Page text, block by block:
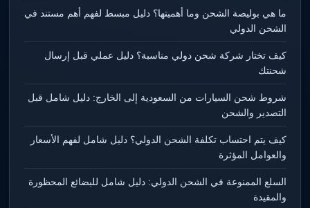
ما هي بوليصة الشحن وما أهميتها؟ دليل مبسط لفهم أهم مستند في
الشحن الدولي
كيف تختار شركة شحن دولي مناسبة؟ دليل عملي قبل إرسال
شحنتك
شروط شحن السيارات من السعودية إلى الخارج: دليل شامل قبل
التصدير والشحن
كيف يتم احتساب تكلفة الشحن الدولي؟ دليل شامل لفهم الأسعار
والعوامل المؤثرة
السلع الممنوعة في الشحن الدولي: دليل شامل للبضائع المحظورة
والمقيدة